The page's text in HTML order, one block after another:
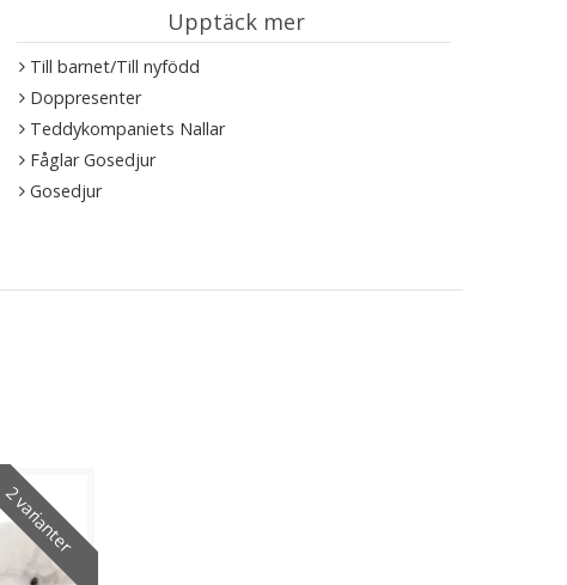
Upptäck mer
Till barnet/Till nyfödd
Doppresenter
Teddykompaniets Nallar
Fåglar Gosedjur
Gosedjur
2 varianter